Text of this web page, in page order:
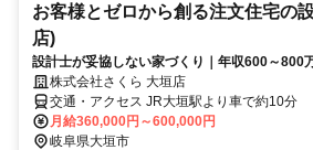
お客様とゼロから創る注文住宅の
店)
設計士が妥協しない家づくり｜年収600～800
株式会社さくら 大垣店
交通・アクセス JR大垣駅より車で約10分
月給360,000円～600,000円
岐阜県大垣市